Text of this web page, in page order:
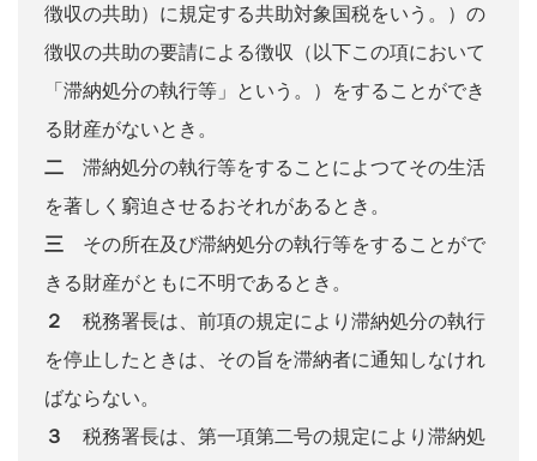
徴収の共助）に規定する共助対象国税をいう。）の
徴収の共助の要請による徴収（以下この項において
「滞納処分の執行等」という。）をすることができ
る財産がないとき。
二 滞納処分の執行等をすることによつてその生活
を著しく窮迫させるおそれがあるとき。
三 その所在及び滞納処分の執行等をすることがで
きる財産がともに不明であるとき。
２
税務署長は、前項の規定により滞納処分の執行
を停止したときは、その旨を滞納者に通知しなけれ
ばならない。
３
税務署長は、第一項第二号の規定により滞納処